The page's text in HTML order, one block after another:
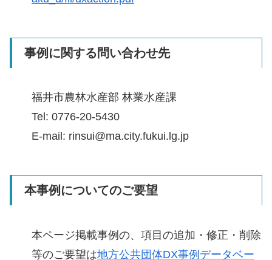
事例に関する問い合わせ先
福井市農林水産部 林業水産課
Tel: 0776-20-5430
E-mail: rinsui@ma.city.fukui.lg.jp
本事例についてのご要望
本ページ掲載事例の、項目の追加・修正・削除
等のご要望は地方公共団体DX事例データベー